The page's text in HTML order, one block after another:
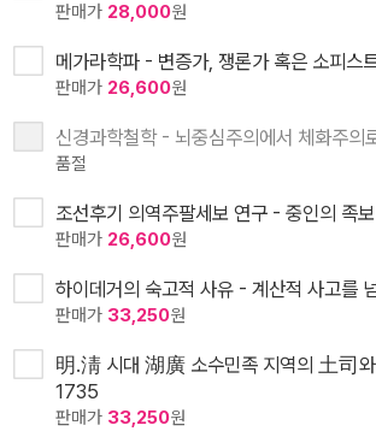
판매가 28,000원
메가라학파 - 변증가, 쟁론가 혹은 소피스
판매가 26,600원
신경과학철학 - 뇌중심주의에서 체화주의
품절
조선후기 의역주팔세보 연구 - 중인의 족
판매가 26,600원
하이데거의 숙고적 사유 - 계산적 사고를
판매가 33,250원
明.淸 시대 湖廣 소수민족 지역의 土司
1735
판매가 33,250원